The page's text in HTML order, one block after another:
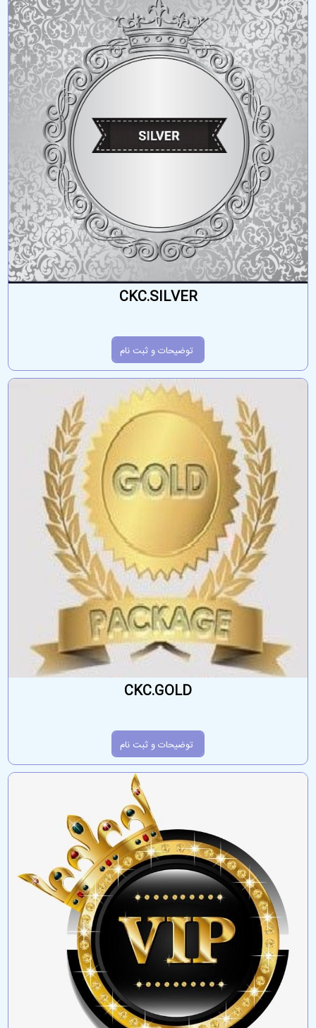
CKC.SILVER
توضیحات و ثبت نام
CKC.GOLD
توضیحات و ثبت نام